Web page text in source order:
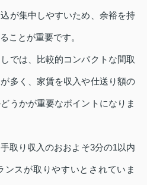
が集中しやすいため、余裕を持
ことが重要です。
では、比較的コンパクトな間取
多く、家賃を収入や仕送り額の
うかが重要なポイントになりま
取り収入のおおよそ3分の1以内
ンスが取りやすいとされていま